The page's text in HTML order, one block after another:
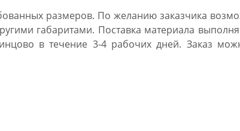
размеров. По желанию заказчика
габаритами. Поставка материала
в течение 3-4 рабочих дней. Заказ